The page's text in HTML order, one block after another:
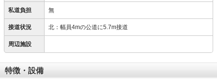
私道負担 無
接道状況 北：幅員4mの公道に5.7m接道
周辺施設
特徴・設備